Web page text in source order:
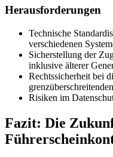
Herausforderungen
Technische
verschiedenen
Sicherstellung der
inklusive älterer
Rechtssicherheit bei
Risiken im
Fazit: Die